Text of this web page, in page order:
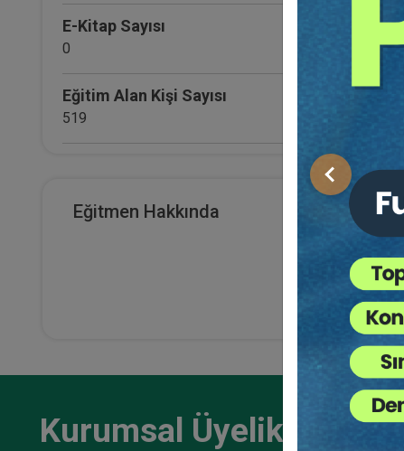
Önceki
E-Kitap Sayısı
0
Eğitim Alan Kişi Sayısı
519
Eğitmen Hakkında
Kurumsal Üyelikler İçin